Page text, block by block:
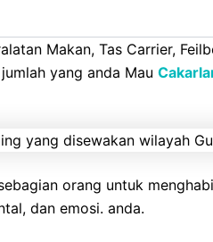
Makan, Tas Carrier,
yang anda Mau
orang untuk
dan emosi. anda.